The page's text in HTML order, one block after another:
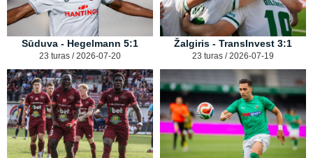
Sūduva - Hegelmann 5:1
23 turas / 2026-07-20
Žalgiris - TransInvest 3:1
23 turas / 2026-07-19